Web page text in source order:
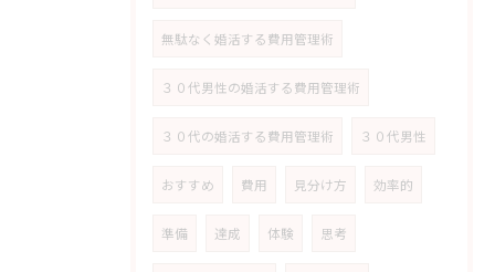
無駄なく婚活する費用管理術
３０代男性の婚活する費用管理術
３０代の婚活する費用管理術 ３０代男性
おすすめ 費用 見分け方 効率的
準備 達成 体験 思考